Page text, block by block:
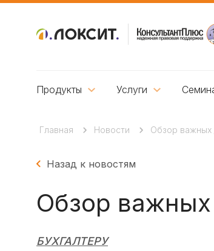
Продукты Услуги
Главная Новости Обзор важных
Назад к новостям
Обзор
БУХГАЛТЕРУ